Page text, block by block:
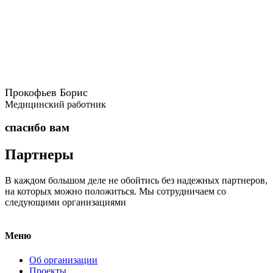
Прокофьев Борис
Медицинский работник
спасибо вам
Партнеры
В каждом большом деле не обойтись без надежных партнеров,
на которых можно положиться. Мы сотрудничаем со
следующими организациями
Меню
Об организации
Проекты